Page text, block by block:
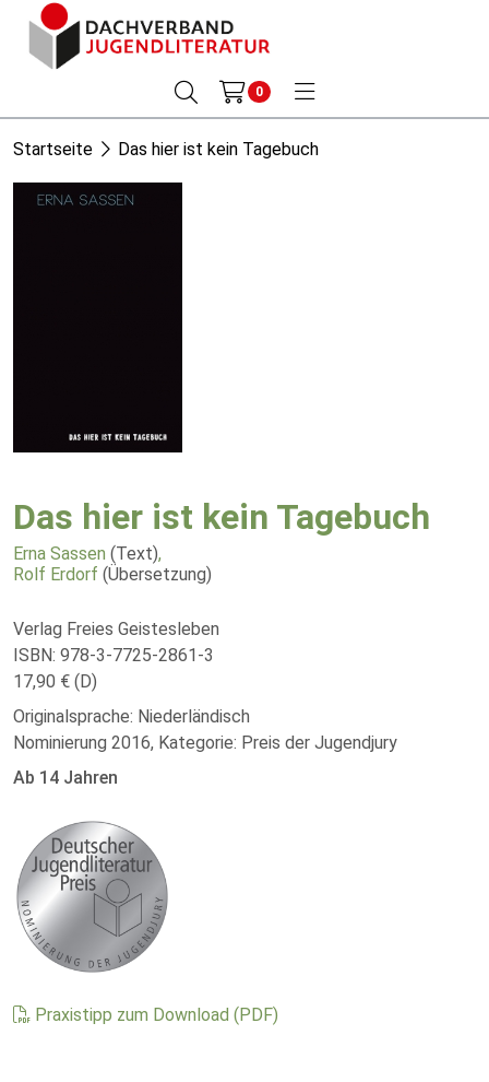
0
Startseite Das hier ist kein Tagebuch
Das hier ist kein Tagebuch
Erna Sassen (Text),
Rolf Erdorf (Übersetzung)
Verlag Freies Geistesleben
ISBN: 978-3-7725-2861-3
17,90 € (D)
Originalsprache: Niederländisch
Nominierung 2016, Kategorie: Preis der Jugendjury
Ab 14 Jahren
Praxistipp zum Download (PDF)